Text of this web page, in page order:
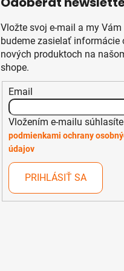
Vložte svoj e-mail a my Vám
budeme zasielať informácie
nových produktoch na
shope.
Email
Vložením e-mailu
podmienkami ochrany
údajov
PRIHLÁSIŤ SA